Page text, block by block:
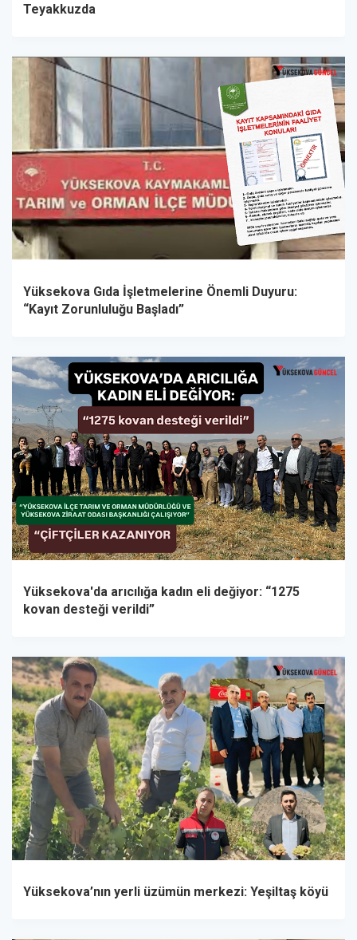
Teyakkuzda
Yüksekova Gıda İşletmelerine Önemli Duyuru:
“Kayıt Zorunluluğu Başladı”
Yüksekova'da arıcılığa kadın eli değiyor: “1275
kovan desteği verildi”
Yüksekova’nın yerli üzümün merkezi: Yeşiltaş köyü